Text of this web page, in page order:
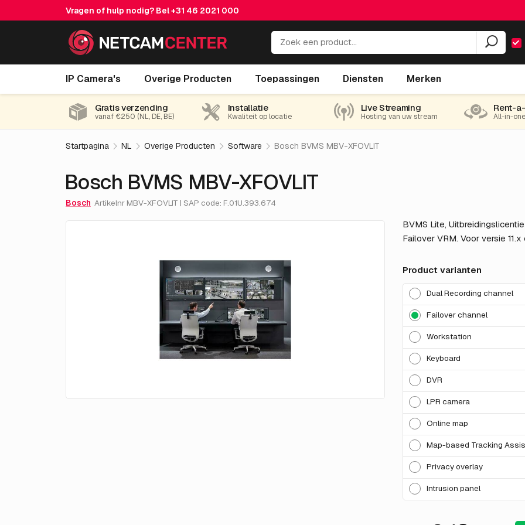
Vragen of hulp nodig? Bel+31 46 2021 000
IP Camera's Overige Producten Toepassingen Diensten Merken
Bosch BVMS MBV-XFOVLIT
Gratis verzending
vanaf €250 (NL, DE, BE)
Installatie
Kwaliteit op locatie
Live Streaming
Hosting van uw stream
Rent-
All-in-
Startpagina NL Overige Producten Software Bosch BVMS MBV-XFOVLIT
Bosch BVMS MBV-XFOVLIT
Bosch Artikelnr MBV-XFOVLIT | SAP code: F.01U.393.674
BVMS Lite,
Failover VRM. Voor versie
Product varianten
Dual Recording channel
Failover channel
Workstation
Keyboard
DVR
LPR camera
Online map
Map-based Tracking
Privacy overlay
Intrusion panel